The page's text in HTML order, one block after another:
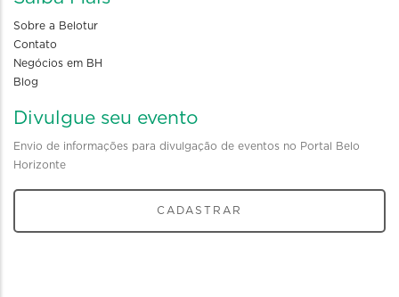
Sobre a Belotur
Contato
Negócios em BH
Blog
Divulgue seu evento
Envio de informações para divulgação de eventos no Portal Belo
Horizonte
CADASTRAR